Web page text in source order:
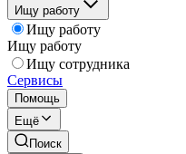
Ищу работу
Ищу работу
Ищу работу
Ищу сотрудника
Сервисы
Помощь
Ещё
Поиск